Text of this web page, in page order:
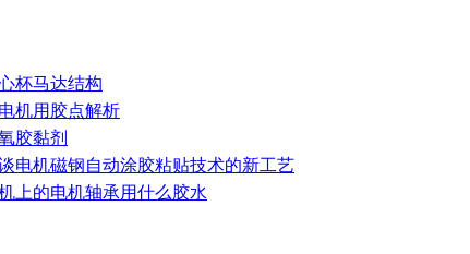
杯马达结构
机用胶点解析
胶黏剂
电机磁钢自动涂胶粘贴技术的新工艺
上的电机轴承用什么胶水